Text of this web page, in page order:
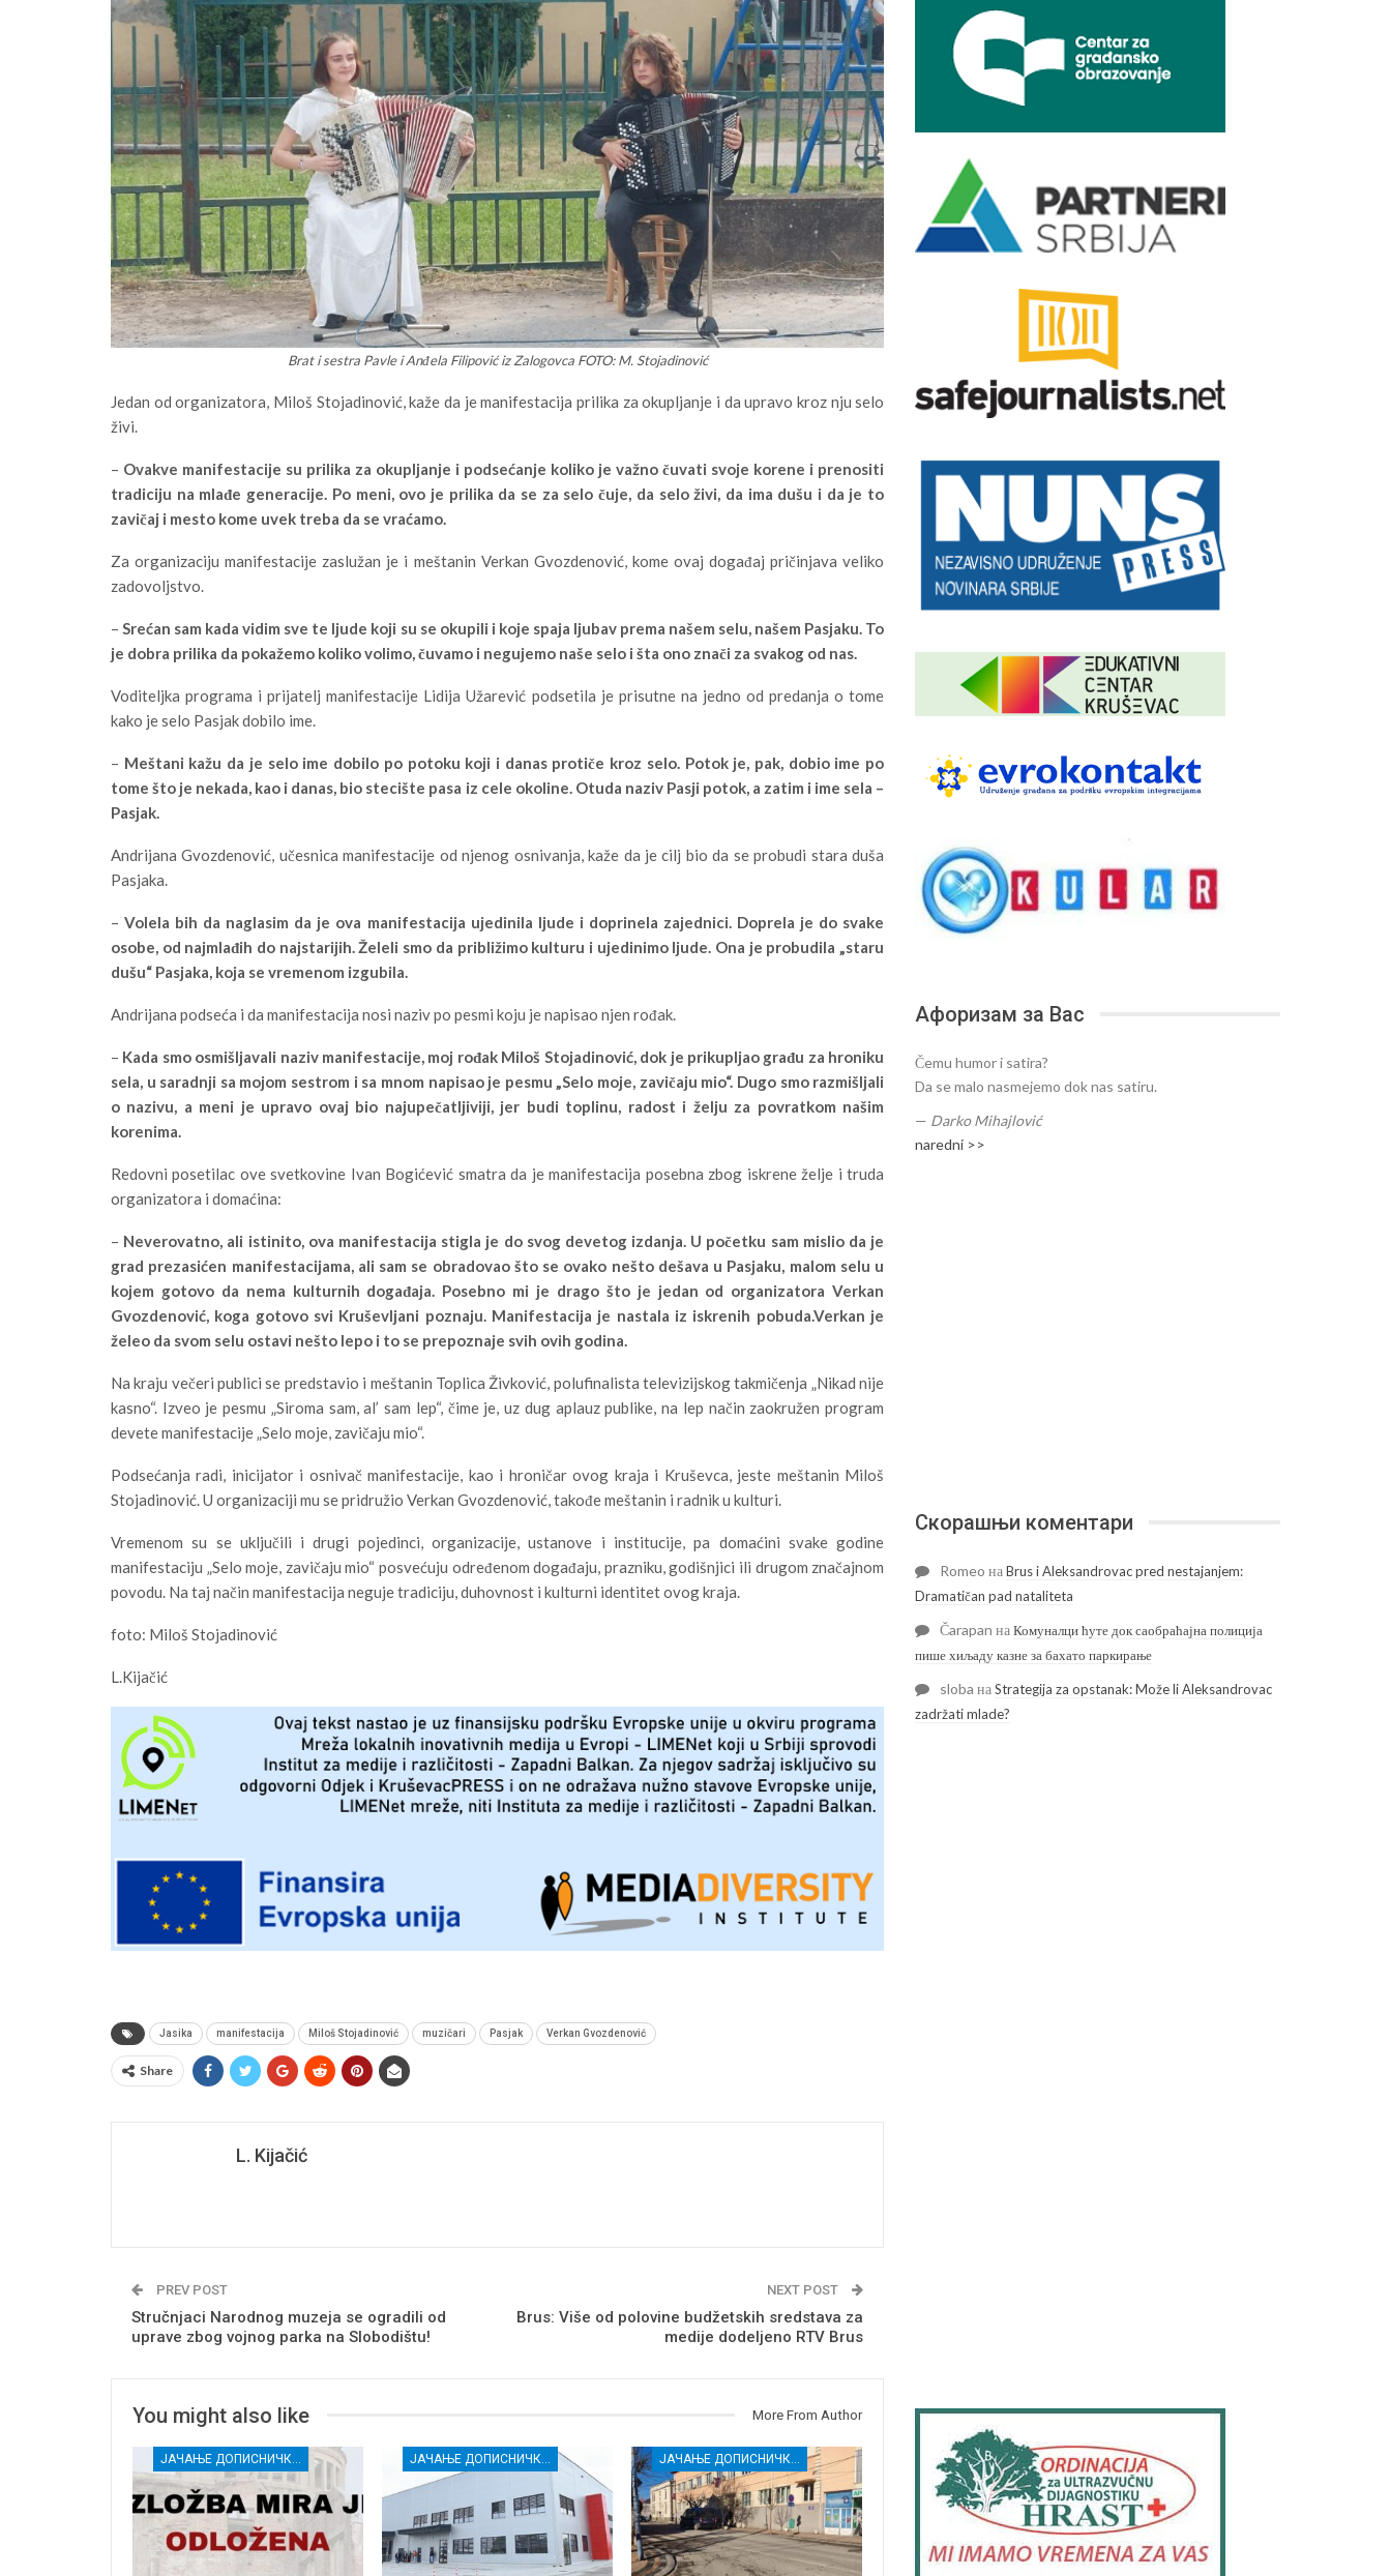
Brat i sestra Pavle i Anđela Filipović iz Zalogovca FOTO: M. Stojadinović
Jedan od organizatora, Miloš Stojadinović, kaže da je manifestacija prilika za okupljanje i da upravo kroz nju selo
živi.
– Ovakve manifestacije su prilika za okupljanje i podsećanje koliko je važno čuvati svoje korene i prenositi
tradiciju na mlađe generacije. Po meni, ovo je prilika da se za selo čuje, da selo živi, da ima dušu i da je to
zavičaj i mesto kome uvek treba da se vraćamo.
Za organizaciju manifestacije zaslužan je i meštanin Verkan Gvozdenović, kome ovaj događaj pričinjava veliko
zadovoljstvo.
– Srećan sam kada vidim sve te ljude koji su se okupili i koje spaja ljubav prema našem selu, našem Pasjaku. To
je dobra prilika da pokažemo koliko volimo, čuvamo i negujemo naše selo i šta ono znači za svakog od nas.
Voditeljka programa i prijatelj manifestacije Lidija Užarević podsetila je prisutne na jedno od predanja o tome
kako je selo Pasjak dobilo ime.
– Meštani kažu da je selo ime dobilo po potoku koji i danas protiče kroz selo. Potok je, pak, dobio ime po
tome što je nekada, kao i danas, bio stecište pasa iz cele okoline. Otuda naziv Pasji potok, a zatim i ime sela –
Pasjak.
Andrijana Gvozdenović, učesnica manifestacije od njenog osnivanja, kaže da je cilj bio da se probudi stara duša
Pasjaka.
–Volela bih da naglasim da je ova manifestacija ujedinila ljude i doprinela zajednici. Doprela je do svake
osobe, od najmlađih do najstarijih. Želeli smo da približimo kulturu i ujedinimo ljude. Ona je probudila „staru
dušu“ Pasjaka, koja se vremenom izgubila.
Andrijana podseća i da manifestacija nosi naziv po pesmi koju je napisao njen rođak.
– Kada smo osmišljavali naziv manifestacije, moj rođak Miloš Stojadinović, dok je prikupljao građu za hroniku
sela, u saradnji sa mojom sestrom i sa mnom napisao je pesmu „Selo moje, zavičaju mio“. Dugo smo razmišljali
o nazivu, a meni je upravo ovaj bio najupečatljiviji, jer budi toplinu, radost i želju za povratkom našim
korenima.
Redovni posetilac ove svetkovine Ivan Bogićević smatra da je manifestacija posebna zbog iskrene želje i truda
organizatora i domaćina:
– Neverovatno, ali istinito, ova manifestacija stigla je do svog devetog izdanja. U početku sam mislio da je
grad prezasićen manifestacijama, ali sam se obradovao što se ovako nešto dešava u Pasjaku, malom selu u
kojem gotovo da nema kulturnih događaja. Posebno mi je drago što je jedan od organizatora Verkan
Gvozdenović, koga gotovo svi Kruševljani poznaju. Manifestacija je nastala iz iskrenih pobuda.Verkan je
želeo da svom selu ostavi nešto lepo i to se prepoznaje svih ovih godina.
Na kraju večeri publici se predstavio i meštanin Toplica Živković, polufinalista televizijskog takmičenja „Nikad nije
kasno“. Izveo je pesmu „Siroma sam, al’ sam lep“, čime je, uz dug aplauz publike, na lep način zaokružen program
devete manifestacije „Selo moje, zavičaju mio“.
Podsećanja radi, inicijator i osnivač manifestacije, kao i hroničar ovog kraja i Kruševca, jeste meštanin Miloš
Stojadinović. U organizaciji mu se pridružio Verkan Gvozdenović, takođe meštanin i radnik u kulturi.
Vremenom su se uključili i drugi pojedinci, organizacije, ustanove i institucije, pa domaćini svake godine
manifestaciju „Selo moje, zavičaju mio“ posvećuju određenom događaju, prazniku, godišnjici ili drugom značajnom
povodu. Na taj način manifestacija neguje tradiciju, duhovnost i kulturni identitet ovog kraja.
foto: Miloš Stojadinović
L.Kijačić
Jasika manifestacija Miloš Stojadinović muzičari Pasjak Verkan Gvozdenović
Share
L. Kijačić
PREV POST
Stručnjaci Narodnog muzeja se ogradili od
uprave zbog vojnog parka na Slobodištu!
NEXT POST
Brus: Više od polovine budžetskih sredstava za
medije dodeljeno RTV Brus
You might also like More From Author
ЈАЧАЊЕ ДОПИСНИЧКЕ МРЕЖЕ НЕЗАВИСНИХ МЕДИЈА У РАСИНСКОМ ОКРУГУ ЈАЧАЊЕ ДОПИСНИЧКЕ МРЕЖЕ НЕЗАВИСНИХ МЕДИЈА У РАСИНСКОМ ОКРУГУ ЈАЧАЊЕ ДОПИСНИЧКЕ МРЕЖЕ НЕЗАВИСНИХ МЕДИЈА У РАСИНСКОМ ОКРУГУ
Афоризам за Вас
Čemu humor i satira?
Da se malo nasmejemo dok nas satiru.
— Darko Mihajlović
naredni >>
Скорашњи коментари
Romeo наBrus i Aleksandrovac pred nestajanjem:
Dramatičan pad nataliteta
Čarapan наКомуналци ћуте док саобраћајна полиција
пише хиљаду казне за бахато паркирање
sloba наStrategija za opstanak: Može li Aleksandrovac
zadržati mlade?